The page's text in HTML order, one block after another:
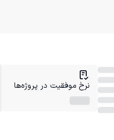
نرخ موفقیت در پروژه‌ها